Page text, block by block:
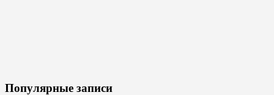
Популярные записи